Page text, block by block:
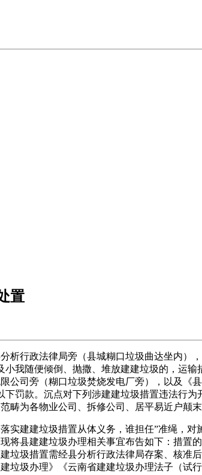
置
行政法律局旁（县城糊口垃圾曲达坐内）
我随便倾倒、抛撒、堆放建建垃圾的，运
公司旁（糊口垃圾焚烧发电厂旁），以及《
罚款。沉点对下列涉建建垃圾措置违法行
为各物业公司、拆修公司、居平易近户颠
建建垃圾措置从体义务，谁担任”准绳，对
将县建建垃圾办理相关事宜布告如下：措置
垃圾措置需经县分析行政法律局存案、核准
圾办理》《云南省建建垃圾办理法子（试